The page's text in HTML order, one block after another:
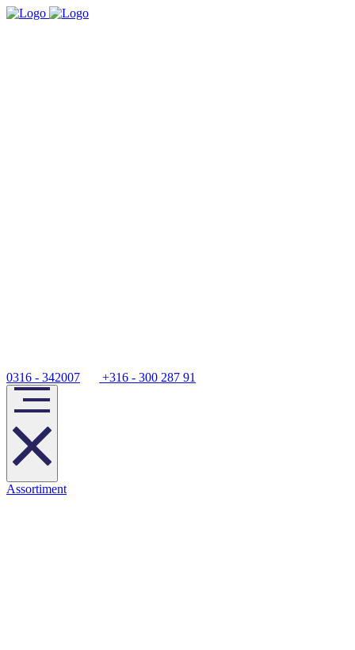
0316 - 342007 +316 - 300 287 91
Assortiment